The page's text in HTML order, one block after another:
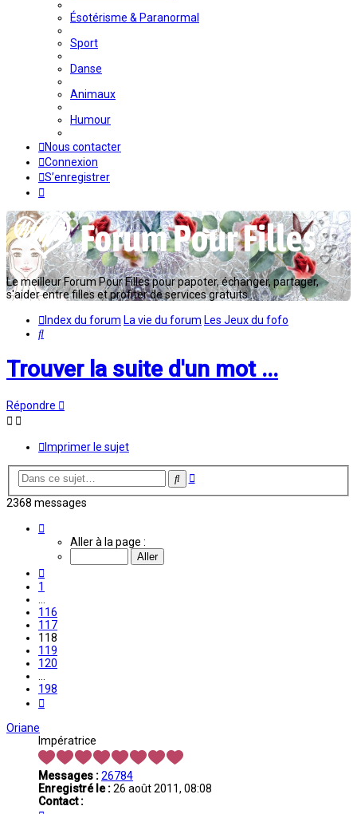
Ésotérisme & Paranormal
Sport
Danse
Animaux
Humour
Nous contacter
Connexion
S’enregistrer
Le meilleur Forum Pour Filles pour papoter, échanger, partager,
s'aider entre filles et profiter de services gratuits...
Index du forum La vie du forum Les Jeux du fofo
Rechercher
Trouver la suite d'un mot ...
Répondre
Imprimer le sujet
Rechercher
Recherche
2368 messages
118
Aller à la page :
1
116
117
118
119
120
198
Oriane
Impératrice
Messages :26784
Enregistré le :26 août 2011, 08:08
Contact :